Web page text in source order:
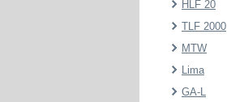
HLF 20
TLF 2000
MTW
Lima
GA-L